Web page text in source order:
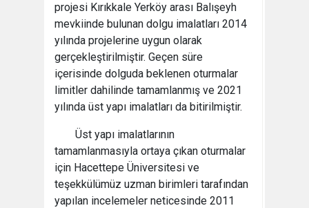
projesi Kırıkkale Yerköy arası Balışeyh
mevkiinde bulunan dolgu imalatları 2014
yılında projelerine uygun olarak
gerçekleştirilmiştir. Geçen süre
içerisinde dolguda beklenen oturmalar
limitler dahilinde tamamlanmış ve 2021
yılında üst yapı imalatları da bitirilmiştir.
Üst yapı imalatlarının
tamamlanmasıyla ortaya çıkan oturmalar
için Hacettepe Üniversitesi ve
teşekkülümüz uzman birimleri tarafından
yapılan incelemeler neticesinde 2011